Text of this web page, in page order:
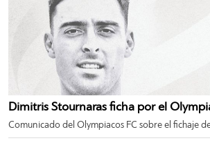
Dimitris Stournaras ficha por el
Comunicado del Olympiacos FC sobre el fichaje